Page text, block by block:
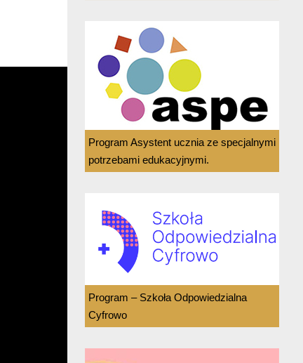
Program Asystent ucznia ze specjalnymi
potrzebami edukacyjnymi.
Program – Szkoła Odpowiedzialna
Cyfrowo